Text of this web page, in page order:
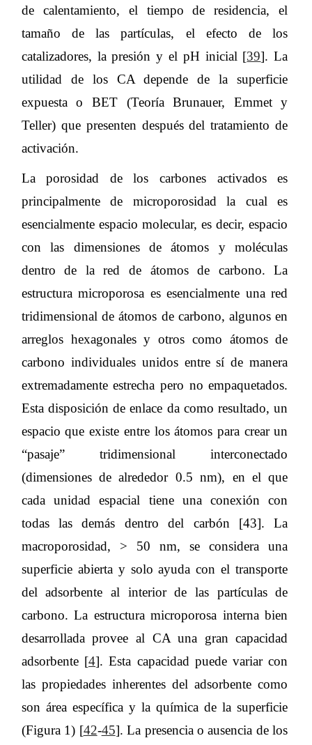
de calentamiento, el tiempo de residencia, el
tamaño de las partículas, el efecto de los
catalizadores, la presión y el pH inicial [39]. La
utilidad de los CA depende de la superficie
expuesta o BET (Teoría Brunauer, Emmet y
Teller) que presenten después del tratamiento de
activación.
La porosidad de los carbones activados es
principalmente de microporosidad la cual es
esencialmente espacio molecular, es decir, espacio
con las dimensiones de átomos y moléculas
dentro de la red de átomos de carbono. La
estructura microporosa es esencialmente una red
tridimensional de átomos de carbono, algunos en
arreglos hexagonales y otros como átomos de
carbono individuales unidos entre sí de manera
extremadamente estrecha pero no empaquetados.
Esta disposición de enlace da como resultado, un
espacio que existe entre los átomos para crear un
“pasaje” tridimensional interconectado
(dimensiones de alrededor 0.5 nm), en el que
cada unidad espacial tiene una conexión con
todas las demás dentro del carbón [43]. La
macroporosidad, > 50 nm, se considera una
superficie abierta y solo ayuda con el transporte
del adsorbente al interior de las partículas de
carbono. La estructura microporosa interna bien
desarrollada provee al CA una gran capacidad
adsorbente [4]. Esta capacidad puede variar con
las propiedades inherentes del adsorbente como
son área específica y la química de la superficie
(Figura 1) [42-45]. La presencia o ausencia de los